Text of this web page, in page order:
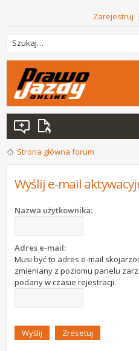
Zarejestruj |
Strona główna forum
Wyślij e-mail
Nazwa użytkownika:
Adres e-mail:
Musi być to adres e-mail
zmieniany z poziomu panelu
podany w czasie rejestracji.